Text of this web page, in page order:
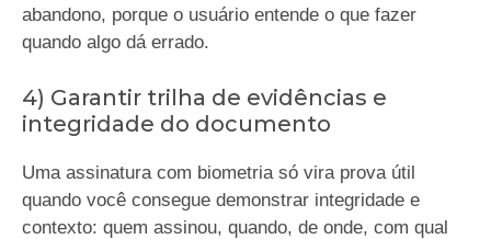
abandono, porque o usuário entende o que fazer
quando algo dá errado.
4) Garantir trilha de evidências e
integridade do documento
Uma assinatura com biometria só vira prova útil
quando você consegue demonstrar integridade e
contexto: quem assinou, quando, de onde, com qual